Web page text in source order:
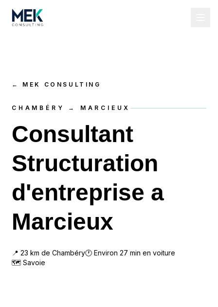
← MEK CONSULTING
CHAMBÉRY → MARCIEUX
Consultant
Structuration
d'entreprise a
Marcieux
📍 23 km de Chambéry🕐 Environ 27 min en voiture
🗺 Savoie